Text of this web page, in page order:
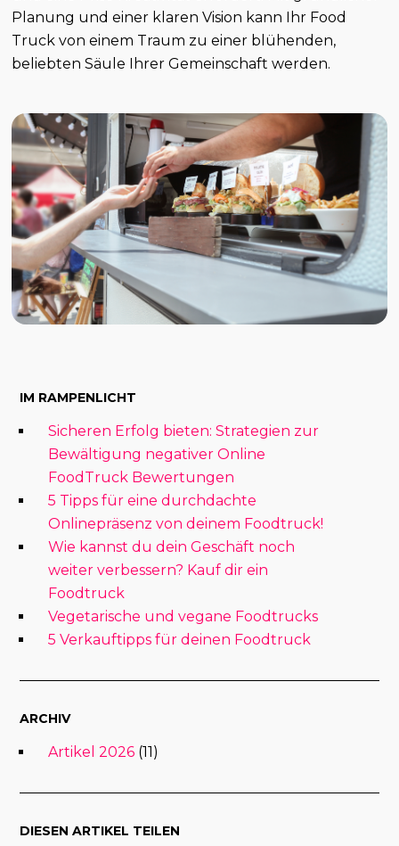
Planung und einer klaren Vision kann Ihr Food
Truck von einem Traum zu einer blühenden,
beliebten Säule Ihrer Gemeinschaft werden.
IM RAMPENLICHT
Sicheren Erfolg bieten: Strategien zur
Bewältigung negativer Online
FoodTruck Bewertungen
5 Tipps für eine durchdachte
Onlinepräsenz von deinem Foodtruck!
Wie kannst du dein Geschäft noch
weiter verbessern? Kauf dir ein
Foodtruck
Vegetarische und vegane Foodtrucks
5 Verkauftipps für deinen Foodtruck
ARCHIV
Artikel 2026 (11)
DIESEN ARTIKEL TEILEN